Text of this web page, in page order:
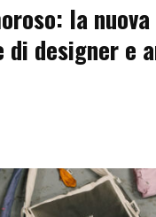
la nuova
di designer e